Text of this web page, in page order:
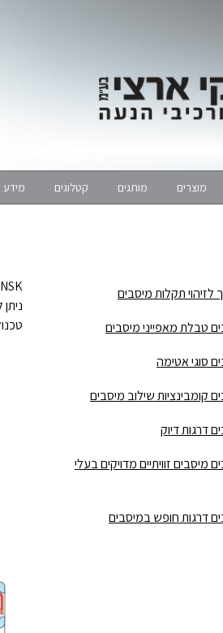
מוצרים מותגים קטלוגים מידע
לזיהוי תקלות מיסבים
טבלת מאפייני מיסבים
סוגי אטימה
קומבינציות שילוב מיסבים
דרגות דיוק
מיסבים זוויתיים מדויקים בעלי
דרגות חופש במיסבים
NSK נחשב ליצרן המוביל בעולם בטכנולוגית אטימת מיסבים.